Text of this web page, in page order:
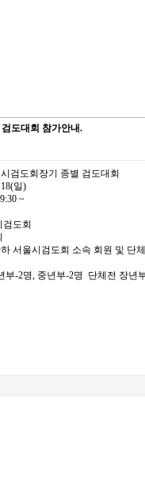
도대회 참가안내.
검도회장기 종별 검도대회
일)
~
도회
서울시검도회 소속 회원 및 단체
부-2명, 중년부-2명 단체전 장년